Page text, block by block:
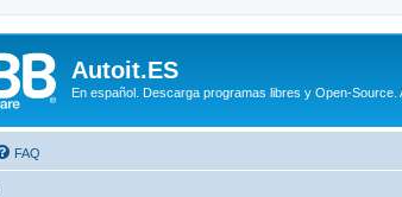
Autoit.ES
En español. Descarga programas libres y Open-
FAQ